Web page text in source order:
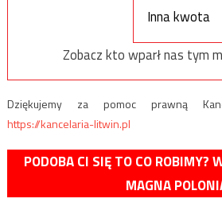
Inna kwota
Zobacz kto wparł nas tym
Dziękujemy za pomoc prawną
https://kancelaria-litwin.pl
PODOBA CI SIĘ TO CO ROBIMY?
MAGNA